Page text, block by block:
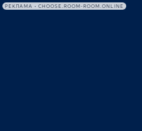
РЕКЛАМА • CHOOSE.ROOM-ROOM.ONLINE